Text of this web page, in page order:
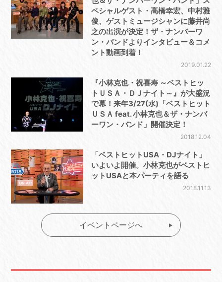
ペシャルゲスト・高橋幸宏、中村雅
俊、ゲストミュージシャンに藤井尚
之の出演が決定！ザ・ナンバーワ
ン・バンドよりインタビュー＆コメ
ント動画到着！
2019.01.22
『小林克也・祝喜寿 ～ベストヒッ
トＵＳＡ・ＤＪナイト～』が大盛況
で幕！来年3/27(水)「ベストヒット
ＵＳＡ feat. 小林克也＆ザ・ナンバ
ーワン・バンド」開催決定！
2018.12.04
「ベストヒットUSA・DJナイト」
いよいよ開催。小林克也がベストヒ
ットUSAと本パーティを語る
2018.11.13
イベントページへ